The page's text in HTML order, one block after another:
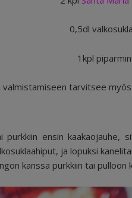
0,5dl
1kpl
valmistamiseen tarvitsee
purkkiin ensin
ja lopuksi
kanssa purkkiin tai pulloon